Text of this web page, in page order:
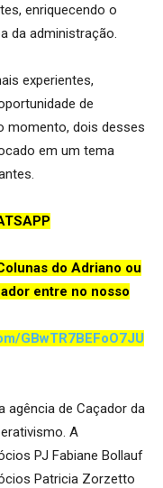
enriquecendo o
da administração.
experientes,
de
momento, dois desses
em um tema
do Adriano ou
entre no nosso
GBwTR7BEFoO7JU
agência de Caçador da
A
PJ Fabiane Bollauf
Patricia Zorzetto